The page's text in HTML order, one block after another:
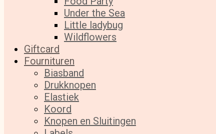
Under the Sea
Little ladybug
Wildflowers
Giftcard
Fournituren
Biasband
Drukknopen
Elastiek
Koord
Knopen en Sluitingen